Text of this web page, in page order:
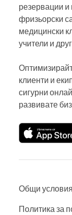
резервации и
фризьорски
медицински
учители и
клиенти и
сигурни
развивате
Общи условия
Политика за